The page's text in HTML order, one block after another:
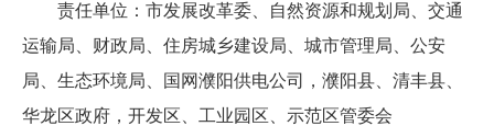
责任单位：市发展改革委、自然资源和规划局、交通
运输局、财政局、住房城乡建设局、城市管理局、公安
局、生态环境局、国网濮阳供电公司，濮阳县、清丰县、
华龙区政府，开发区、工业园区、示范区管委会